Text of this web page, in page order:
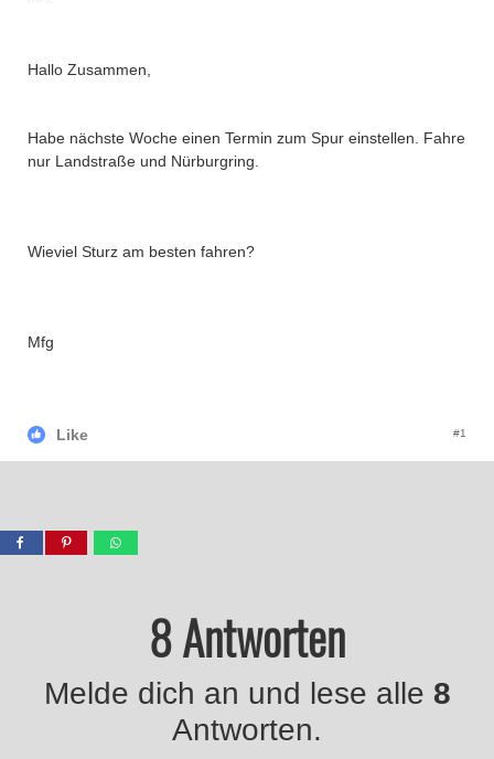
Hallo Zusammen,
Habe nächste Woche einen Termin zum Spur einstellen. Fahre
nur Landstraße und Nürburgring.
Wieviel Sturz am besten fahren?
Mfg
Like #1
8 Antworten
Melde dich an und lese alle 8
Antworten.